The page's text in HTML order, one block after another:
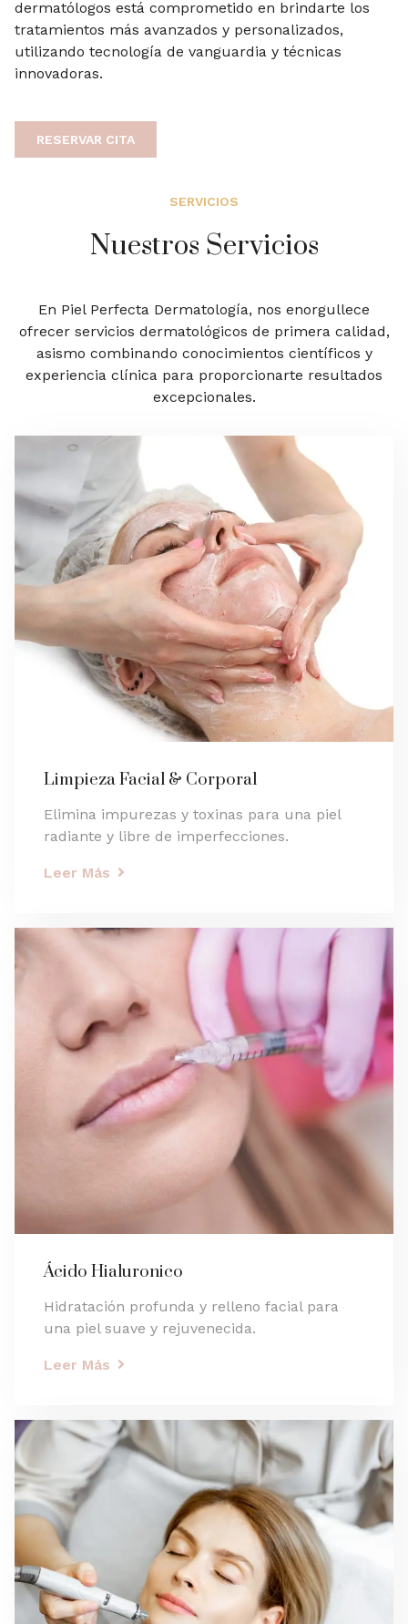
dermatólogos está comprometido en brindarte los
tratamientos más avanzados y personalizados,
utilizando tecnología de vanguardia y técnicas
innovadoras.
RESERVAR CITA
SERVICIOS
Nuestros Servicios
En Piel Perfecta Dermatología, nos enorgullece
ofrecer servicios dermatológicos de primera calidad,
asismo combinando conocimientos científicos y
experiencia clínica para proporcionarte resultados
excepcionales.
Limpieza Facial & Corporal
Elimina impurezas y toxinas para una piel
radiante y libre de imperfecciones.
Leer Más
Ácido Hialuronico
Hidratación profunda y relleno facial para
una piel suave y rejuvenecida.
Leer Más